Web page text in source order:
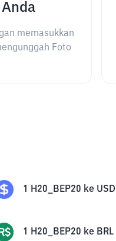
memasukkan
Foto
1 H20_BEP20 ke USD
1 H20_BEP20 ke BRL